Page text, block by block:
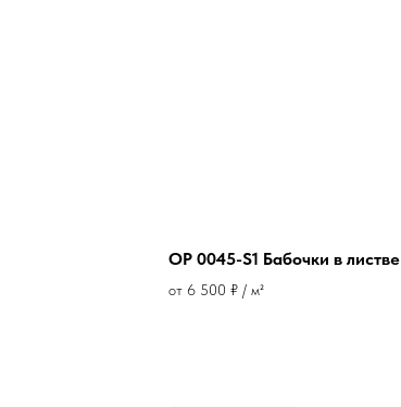
OP 0045-S1 Бабочки в листве
от 6 500 ₽ / м²